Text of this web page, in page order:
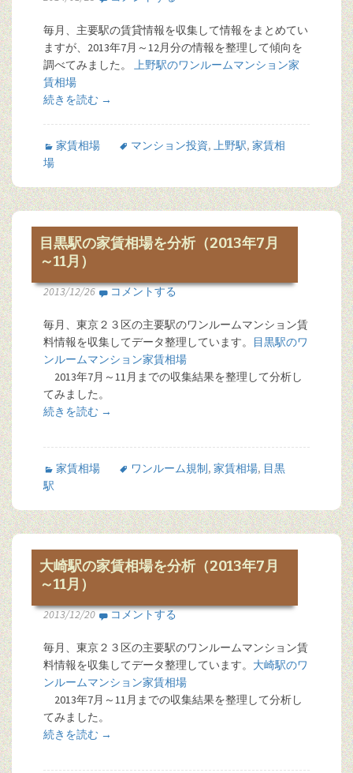
毎月、主要駅の賃貸情報を収集して情報をまとめてい
ますが、2013年7月～12月分の情報を整理して傾向を
調べてみました。 上野駅のワンルームマンション家
賃相場
続きを読む →
家賃相場 マンション投資, 上野駅, 家賃相
場
目黒駅の家賃相場を分析（2013年7月
～11月）
2013/12/26 コメントする
毎月、東京２３区の主要駅のワンルームマンション賃
料情報を収集してデータ整理しています。
目黒駅のワ
ンルームマンション家賃相場
2013年7月～11月までの収集結果を整理して分析し
てみました。
続きを読む →
家賃相場 ワンルーム規制, 家賃相場, 目黒
駅
大崎駅の家賃相場を分析（2013年7月
～11月）
2013/12/20 コメントする
毎月、東京２３区の主要駅のワンルームマンション賃
料情報を収集してデータ整理しています。 大崎駅のワ
ンルームマンション家賃相場
2013年7月～11月までの収集結果を整理して分析し
てみました。
続きを読む →